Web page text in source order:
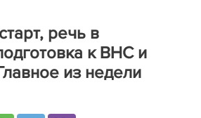
речь в
к ВНС и
из недели